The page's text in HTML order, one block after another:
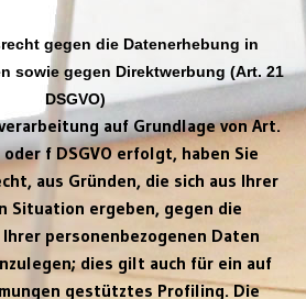
gegen die Datenerhebung in
sowie gegen Direktwerbung (Art. 21
DSGVO)
auf Grundlage von Art.
f DSGVO erfolgt, haben Sie
aus Gründen, die sich aus Ihrer
Situation ergeben, gegen die
personenbezogenen Daten
dies gilt auch für ein auf
gestütztes Profiling. Die